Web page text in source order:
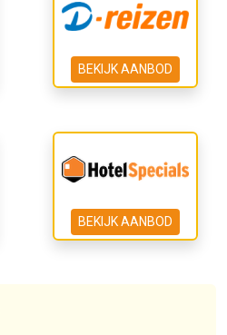
BEKIJK AANBOD
BEKIJK AANBOD